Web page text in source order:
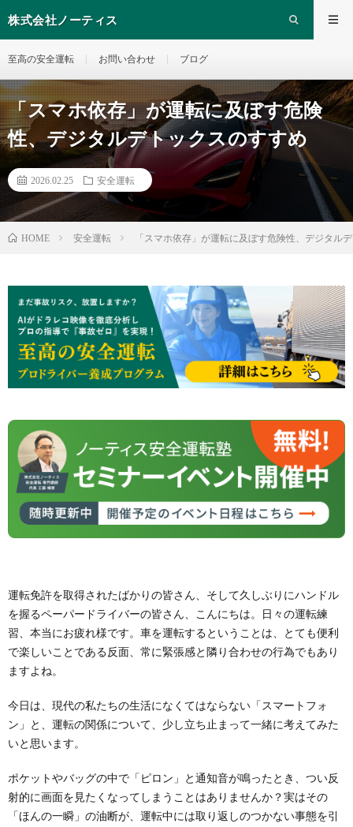
株式会社ノーティス
至高の安全運転 お問い合わせ ブログ
「スマホ依存」が運転に及ぼす危険
性、デジタルデトックスのすすめ
2026.02.25 安全運転
HOME 安全運転 「スマホ依存」が運転に及ぼす危険性、デジタル
運転免許を取得されたばかりの皆さん、そして久しぶりにハンドル
を握るペーパードライバーの皆さん、こんにちは。日々の運転練
習、本当にお疲れ様です。車を運転するということは、とても便利
で楽しいことである反面、常に緊張感と隣り合わせの行為でもあり
ますよね。
今日は、現代の私たちの生活になくてはならない「スマートフォ
ン」と、運転の関係について、少し立ち止まって一緒に考えてみた
いと思います。
ポケットやバッグの中で「ピロン」と通知音が鳴ったとき、つい反
射的に画面を見たくなってしまうことはありませんか？実はその
「ほんの一瞬」の油断が、運転中には取り返しのつかない事態を引